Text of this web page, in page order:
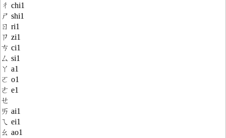
ㄔ chi1
ㄕ shi1
ㄖ ri1
ㄗ zi1
ㄘ ci1
ㄙ si1
ㄚ a1
ㄛ o1
ㄜ e1
ㄝ
ㄞ ai1
ㄟ ei1
ㄠ ao1